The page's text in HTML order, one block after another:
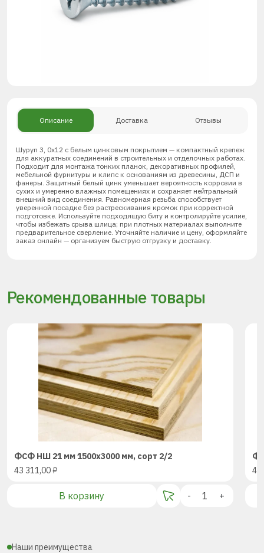
Описание Доставка Отзывы
Шуруп 3, 0х12 с белым цинковым покрытием — компактный крепеж
для аккуратных соединений в строительных и отделочных работах.
Подходит для монтажа тонких планок, декоративных профилей,
мебельной фурнитуры и клипс к основаниям из древесины, ДСП и
фанеры. Защитный белый цинк уменьшает вероятность коррозии в
сухих и умеренно влажных помещениях и сохраняет нейтральный
внешний вид соединения. Равномерная резьба способствует
уверенной посадке без растрескивания кромок при корректной
подготовке. Используйте подходящую биту и контролируйте усилие,
чтобы избежать срыва шлица; при плотных материалах выполните
предварительное сверление. Уточняйте наличие и цену, оформляйте
заказ онлайн — организуем быструю отгрузку и доставку.
Рекомендованные товары
ФСФ НШ 21 мм 1500х3000 мм, сорт 2/2
43 311,00₽
В корзину - +
43
Наши преимущества